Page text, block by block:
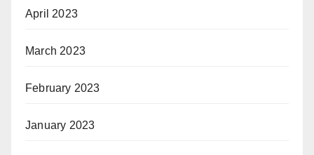
April 2023
March 2023
February 2023
January 2023